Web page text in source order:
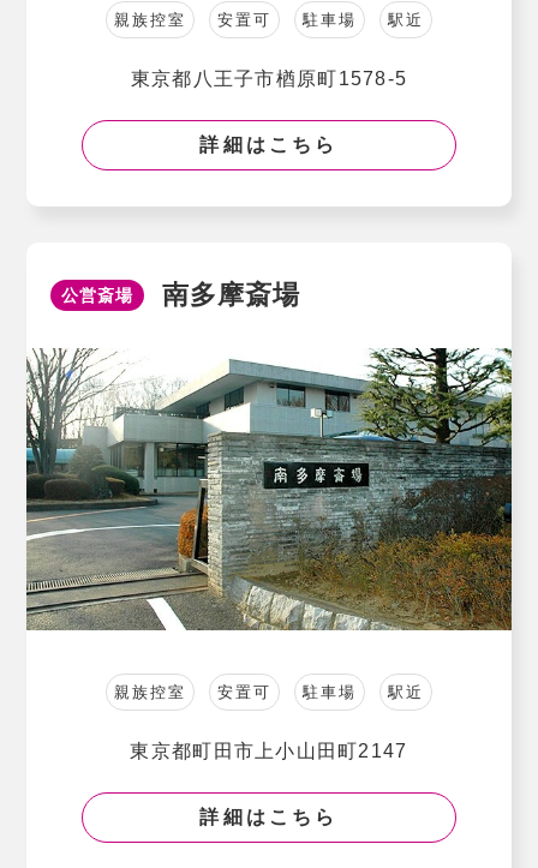
親族控室 安置可 駐車場 駅近
東京都八王子市楢原町1578-5
詳細はこちら
公営斎場 南多摩斎場
親族控室 安置可 駐車場 駅近
東京都町田市上小山田町2147
詳細はこちら